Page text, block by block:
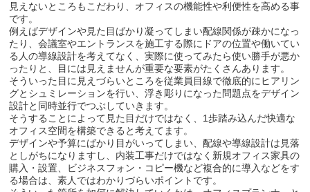
見えないところもこだわり、オフィスの機能性や利便性を高める事
です。
例えばデザインや見た目ばかり凝ってしまい配線関係が疎かになっ
たり、会議室やエントランスを施工する際にドアの位置や働いてい
る人の導線設計を考えてなく、実際に使ってみたら使い勝手が悪か
ったりと、目には見えませんが重要な要素がたくさんあります。
そういった目に見えづらいところを従業員目線で徹底的にヒアリン
グとシュミレーションを行い、浮き彫りになった問題点をデザイン
設計と同時並行でつぶしていきます。
そうすることによって見た目だけではなく、1歩踏み込んだ快適な
オフィス空間を構築できると考えてます。
デザインや予算にばかり目がいってしまい、配線や導線設計は見落
としがちになりますし、内装工事だけではなく新規オフィス家具の
購入・設置、ビジネスフォン・コピー機など複合的に導入などをす
る場合は、素人ではわかりづらいポイントです。